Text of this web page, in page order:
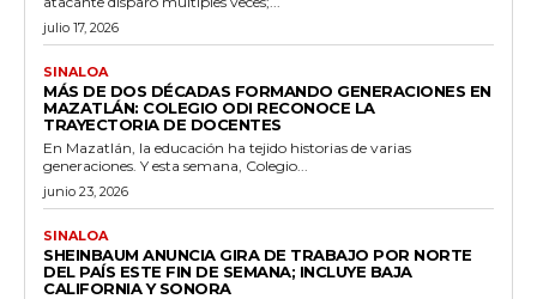
julio 17, 2026
SINALOA
MÁS DE DOS DÉCADAS FORMANDO GENERACIONES EN
MAZATLÁN: COLEGIO ODI RECONOCE LA
TRAYECTORIA DE DOCENTES
En Mazatlán, la educación ha tejido historias de varias
generaciones. Y esta semana, Colegio...
junio 23, 2026
SINALOA
SHEINBAUM ANUNCIA GIRA DE TRABAJO POR NORTE
DEL PAÍS ESTE FIN DE SEMANA; INCLUYE BAJA
CALIFORNIA Y SONORA